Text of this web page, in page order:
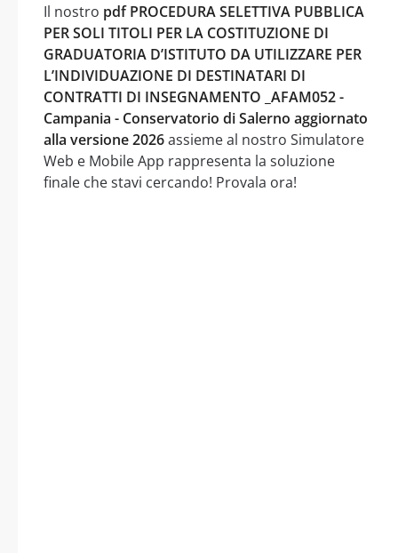
Il nostro pdf PROCEDURA SELETTIVA PUBBLICA
PER SOLI TITOLI PER LA COSTITUZIONE DI
GRADUATORIA D’ISTITUTO DA UTILIZZARE PER
L’INDIVIDUAZIONE DI DESTINATARI DI
CONTRATTI DI INSEGNAMENTO _AFAM052 -
Campania - Conservatorio di Salerno aggiornato
alla versione 2026assieme al nostro Simulatore
Web e Mobile App rappresenta la soluzione
finale che stavi cercando! Provala ora!